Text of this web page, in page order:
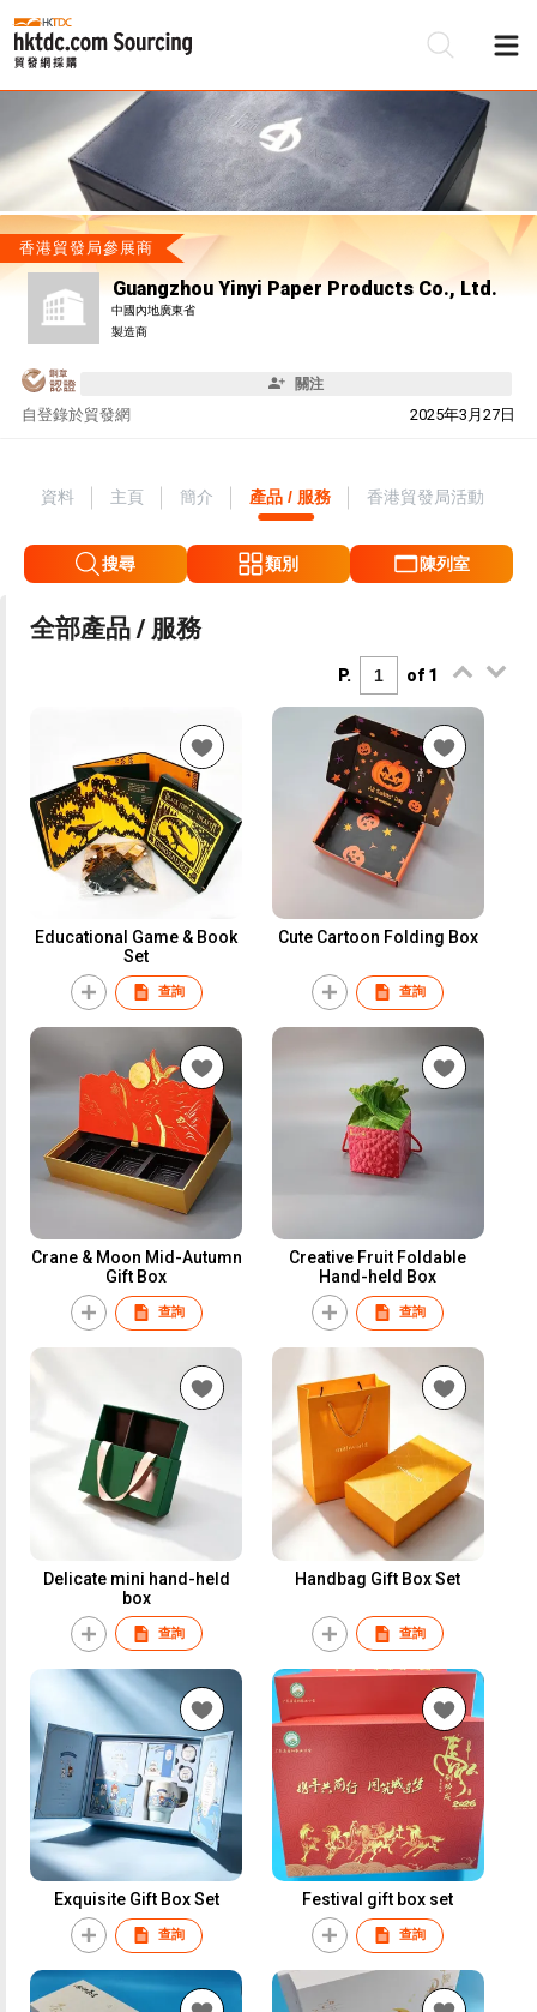
香港貿發局參展商
Guangzhou Yinyi Paper Products Co., Ltd.
中國內地廣東省
製造商
關注
自 2025年3月27日
登錄於貿發網
資料 主頁 簡介 產品 / 服務 香港貿發局活動
搜尋 類別 陳列室
全部產品 / 服務
P. of 1
Educational Game & Book
Set
查詢
Cute Cartoon Folding Box
查詢
Crane & Moon Mid-Autumn
Gift Box
查詢
Creative Fruit Foldable
Hand-held Box
查詢
Delicate mini hand-held
box
查詢
Handbag Gift Box Set
查詢
Exquisite Gift Box Set
查詢
Festival gift box set
查詢